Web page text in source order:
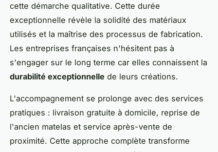
cette démarche qualitative. Cette durée
exceptionnelle révèle la solidité des matériaux
utilisés et la maîtrise des processus de fabrication.
Les entreprises françaises n'hésitent pas à
s'engager sur le long terme car elles connaissent la
durabilité exceptionnelle de leurs créations.
L'accompagnement se prolonge avec des services
pratiques : livraison gratuite à domicile, reprise de
l'ancien matelas et service après-vente de
proximité. Cette approche complète transforme